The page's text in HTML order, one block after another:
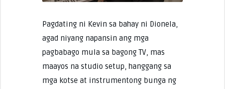
Pagdating ni Kevin sa bahay ni Dionela,
agad niyang napansin ang mga
pagbabago mula sa bagong TV, mas
maayos na studio setup, hanggang sa
mga kotse at instrumentong bunga ng